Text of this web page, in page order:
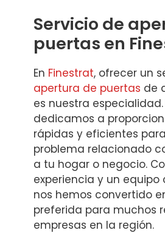
Servicio de
puertas en
En Finestrat, ofrecer un
apertura de puertas de
es nuestra especialidad.
dedicamos a
rápidas y eficientes
problema relacionado
a tu hogar o negocio.
experiencia y un
nos hemos convertido
preferida para muchos
empresas en la región.